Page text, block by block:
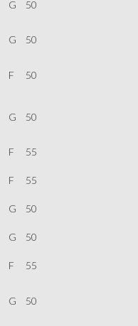
G 50
G 50
F 50
G 50
F 55
F 55
G 50
G 50
F 55
G 50